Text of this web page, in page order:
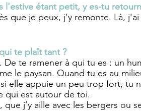
l'estive étant petit, y es-tu
que je peux, j’y remonte. Là,
te plaît tant ?
De te ramener à qui tu es : un
le paysan. Quand tu es au
elle appuie un peu trop fort, tu
qui est autour de toi.
que j’y aille avec les bergers ou